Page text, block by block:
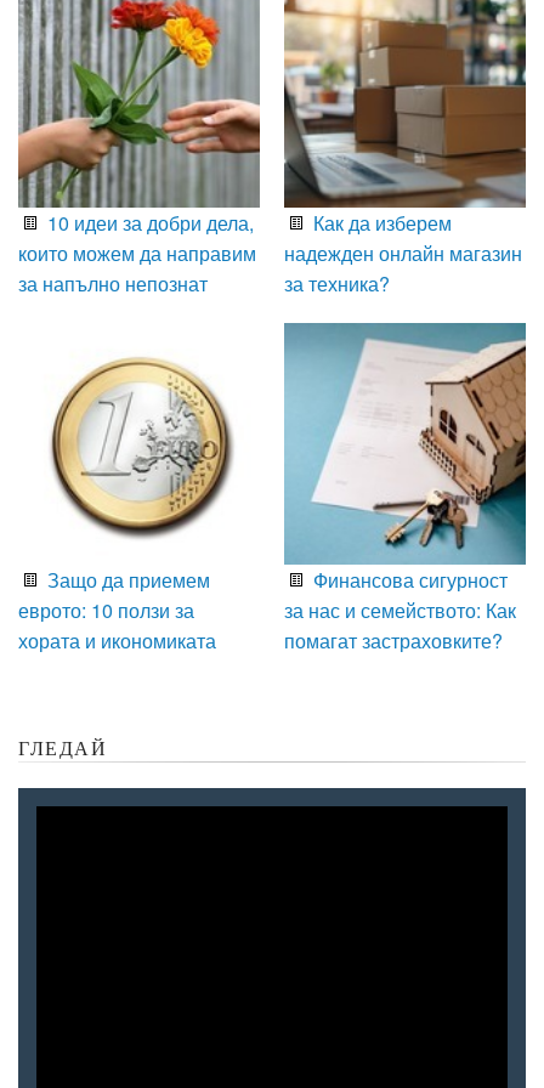
10 идеи за добри дела,
които можем да направим
за напълно непознат
Как да изберем
надежден онлайн магазин
за техника?
Защо да приемем
еврото: 10 ползи за
хората и икономиката
Финансова сигурност
за нас и семейството: Как
помагат застраховките?
ГЛЕДАЙ